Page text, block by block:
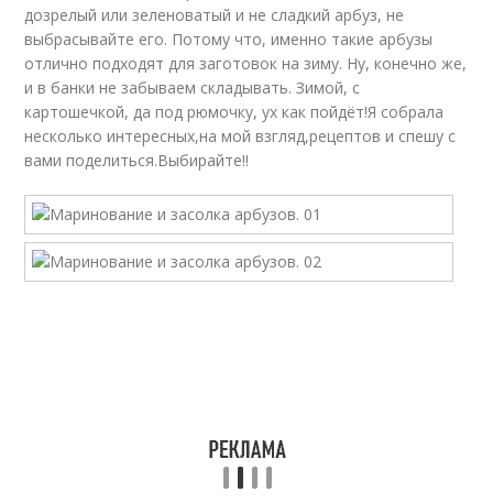
дозрелый или зеленоватый и не сладкий арбуз, не
выбрасывайте его. Потому что, именно такие арбузы
отлично подходят для заготовок на зиму. Ну, конечно же,
и в банки не забываем складывать. Зимой, с
картошечкой, да под рюмочку, ух как пойдёт!Я собрала
несколько интересных,на мой взгляд,рецептов и спешу с
вами поделиться.Выбирайте!!